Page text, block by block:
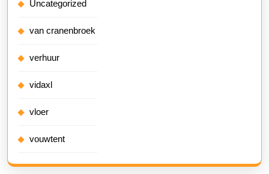
Uncategorized
van cranenbroek
verhuur
vidaxl
vloer
vouwtent